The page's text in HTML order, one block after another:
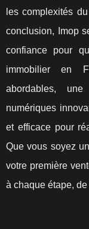
les complexités
conclusion, Imop
confiance pour
immobilier en
abordables,
numériques
et efficace pour
Que vous soyez
votre première
à chaque étape,